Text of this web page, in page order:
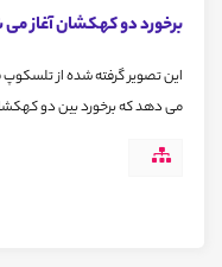
برخورد دو کهکشان آغاز
این تصویر گرفته شده از
می دهد که برخورد بین دو